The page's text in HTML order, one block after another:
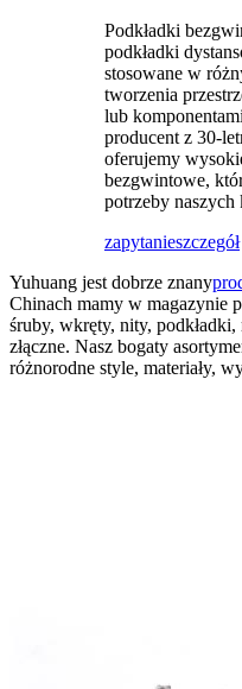
Podkładki
podkładki
stosowane w
tworzenia
lub
producent z 30-
oferujemy
bezgwintowe,
potrzeby naszych
zapytanieszczegół
Yuhuang jest dobrze znany
Chinach mamy w magazynie
śruby, wkręty, nity,
złączne. Nasz bogaty
różnorodne style, materiały,